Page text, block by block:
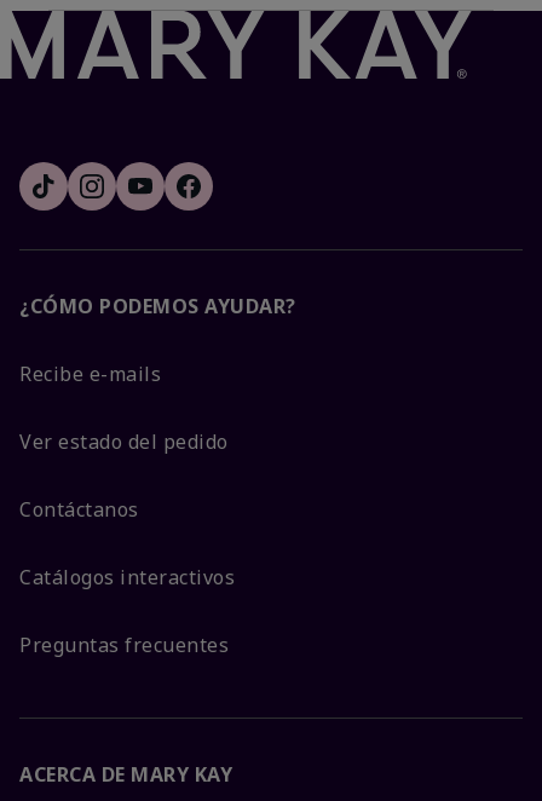
¿CÓMO PODEMOS AYUDAR?
Recibe e-mails
Ver estado del pedido
Contáctanos
Catálogos interactivos
Preguntas frecuentes
ACERCA DE MARY KAY